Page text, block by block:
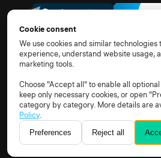
Terms of usePrivacy noticeTOM
Cookie policy
Cookie consent
We use cookies and similar
experience, understand website usage,
marketing tools.
Choose "Accept all" to enable all
keep only necessary cookies, or open
category by category. More details are
Policy.
Preferences Reject all